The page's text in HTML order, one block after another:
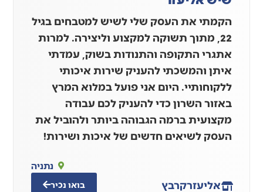
הקמתי את העסק שלי לשיש למטבחים בגיל
22, מתוך תשוקה למקצוע וליצירה. למרות
אתגרי התקופה והתנודות בשוק, עמדתי
איתן והמשכתי להעניק שירות איכותי
ללקוחותיי. היום אני פועל במלוא המרץ
באזור השרון כדי להעניק לכם עבודה
מקצועית ברמה הגבוהה ביותר ולהוביל את
העסק לשיאים חדשים של איכות ושירות!
אליעזרקרבץ
נתניה
בואו נכיר